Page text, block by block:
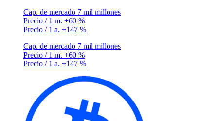
Cap. de mercado 7 mil millones
Precio / 1 m. +60 %
Precio / 1 a. +147 %
Cap. de mercado 7 mil millones
Precio / 1 m. +60 %
Precio / 1 a. +147 %